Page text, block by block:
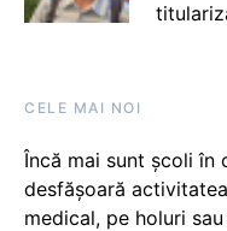
CELE MAI NOI
Încă mai sunt școli în
desfășoară
medical, pe holuri